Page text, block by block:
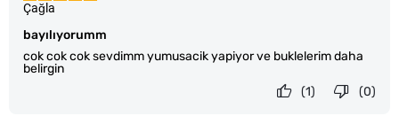
bayılıyorumm
cok cok cok sevdimm yumusacik yapiyor ve buklelerim daha
belirgin
Çağla
(0)
(1)